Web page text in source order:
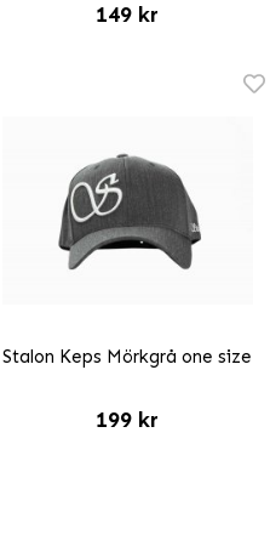
149 kr
Stalon Keps Mörkgrå one size
199 kr